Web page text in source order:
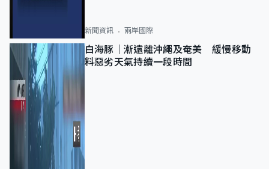
新聞資訊 兩岸國際
白海豚｜漸遠離沖繩及奄美 緩慢移動
料惡劣天氣持續一段時間